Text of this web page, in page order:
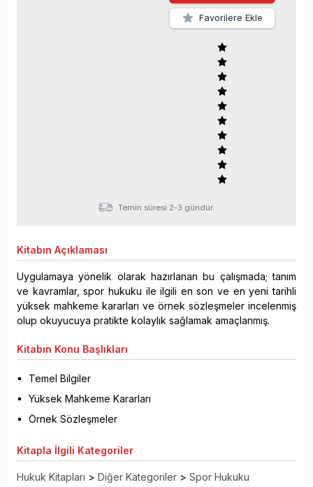
Favorilere Ekle
Temin süresi 2-3 gündür.
Kitabın Açıklaması
Uygulamaya yönelik olarak hazırlanan bu çalışmada; tanım
ve kavramlar, spor hukuku ile ilgili en son ve en yeni tarihli
yüksek mahkeme kararları ve örnek sözleşmeler incelenmiş
olup okuyucuya pratikte kolaylık sağlamak amaçlanmış.
Kitabın Konu Başlıkları
Temel Bilgiler
Yüksek Mahkeme Kararları
Örnek Sözleşmeler
Kitapla İlgili Kategoriler
Hukuk Kitapları > Diğer Kategoriler > Spor Hukuku